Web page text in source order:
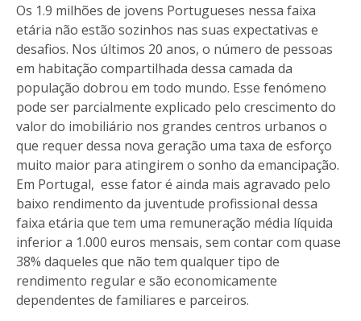
Os 1.9 milhões de jovens Portugueses nessa faixa
etária não estão sozinhos nas suas expectativas e
desafios. Nos últimos 20 anos, o número de pessoas
em habitação compartilhada dessa camada da
população dobrou em todo mundo. Esse fenómeno
pode ser parcialmente explicado pelo crescimento do
valor do imobiliário nos grandes centros urbanos o
que requer dessa nova geração uma taxa de esforço
muito maior para atingirem o sonho da emancipação.
Em Portugal, esse fator é ainda mais agravado pelo
baixo rendimento da juventude profissional dessa
faixa etária que tem uma remuneração média líquida
inferior a 1.000 euros mensais, sem contar com quase
38% daqueles que não tem qualquer tipo de
rendimento regular e são economicamente
dependentes de familiares e parceiros.